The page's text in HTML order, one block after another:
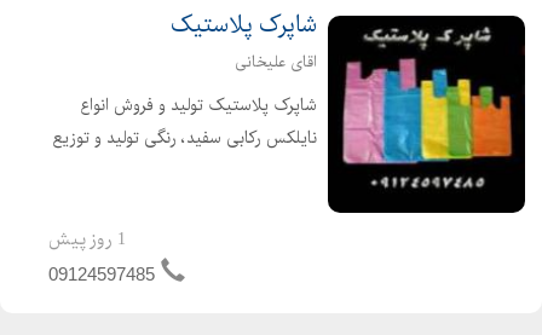
شاپرک پلاستیک
اقای علیخانی
شاپرک پلاستیک تولید و فروش انواع
نایلکس رکابی سفید، رنگی تولید و توزیع
تمایل با ارائه فاکتور رسمی ارزش افزوده
1 روز پیش
09124597485